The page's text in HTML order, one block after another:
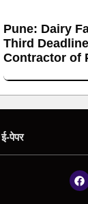
Pune: Dairy
Third
Contractor of
ई-पेपर